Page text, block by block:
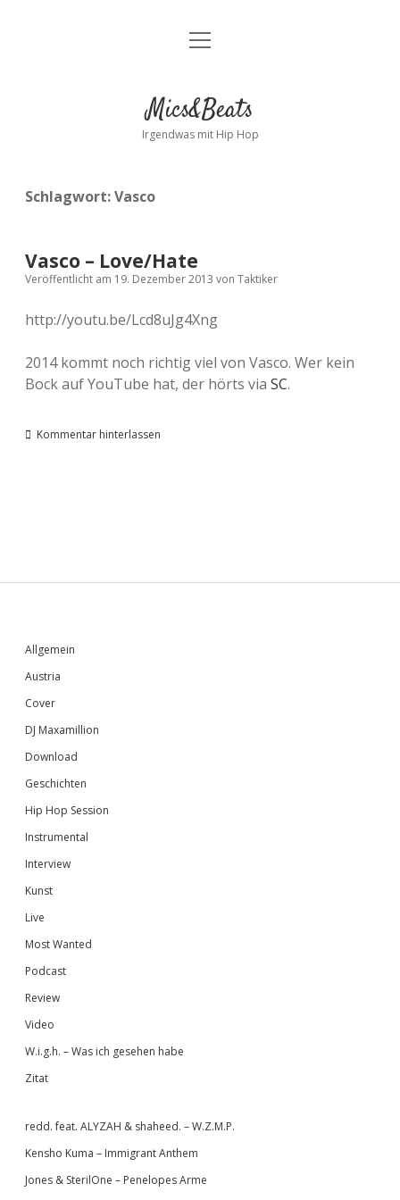
Kontakt
facebookinstagram
bandcamp
spotify
Menü
Mics&Beats
Irgendwas mit Hip Hop
Schlagwort:Vasco
Vasco – Love/Hate
Veröffentlicht am 19. Dezember 2013 von Taktiker
http://youtu.be/Lcd8uJg4Xng
2014 kommt noch richtig viel von Vasco. Wer kein
Bock auf YouTube hat, der hörts via SC.
Kommentar hinterlassen
Sidebar
Allgemein
Austria
Cover
DJ Maxamillion
Download
Geschichten
Hip Hop Session
Instrumental
Interview
Kunst
Live
Most Wanted
Podcast
Review
Video
W.i.g.h. – Was ich gesehen habe
Zitat
redd. feat. ALYZAH & shaheed. – W.Z.M.P.
Kensho Kuma – Immigrant Anthem
Jones & SterilOne – Penelopes Arme